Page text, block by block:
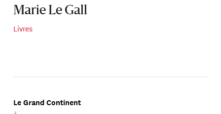
Marie Le Gall
Livres
Le Grand Continent